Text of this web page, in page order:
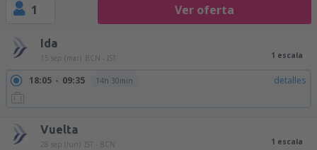
1 Ver oferta
Ida
15 sep (mar) BCN - IST 1 escala
18:05 09:35 14h 30min detalles
Vuelta
28 sep (lun) IST - BCN 1 escala